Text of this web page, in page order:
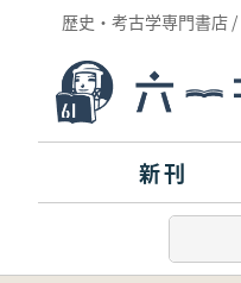
歴史・考古学専門書店
新刊